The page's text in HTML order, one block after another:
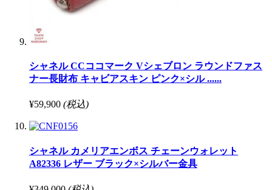
シャネル CCココマーク Vシェブロン ラウンドファス
ナー長財布 キャビアスキン ピンク×シル ......
¥59,900 (税込)
シャネル カメリアエンボス チェーンウォレット
A82336 レザー ブラック×シルバー金具